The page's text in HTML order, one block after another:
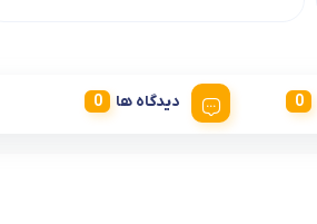
دیدگاه ها